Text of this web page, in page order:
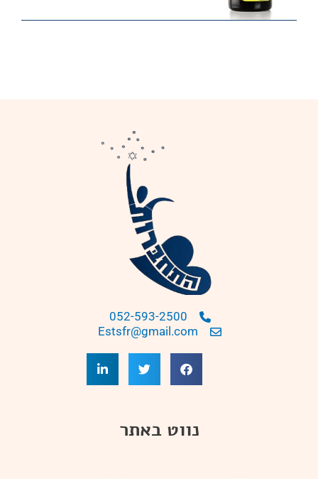
052-593-2500
Estsfr@gmail.com
נווט באתר